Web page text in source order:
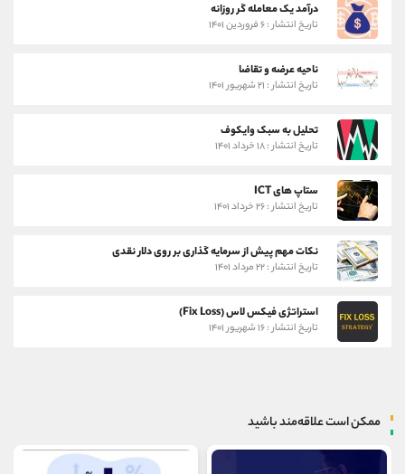
درآمد یک معامله گر روزانه
تاریخ انتشار : ۶ فروردین ۱۴۰۱
ناحیه عرضه و تقاضا
تاریخ انتشار : ۲۱ شهریور ۱۴۰۱
تحلیل به سبک وایکوف
تاریخ انتشار : ۱۸ خرداد ۱۴۰۱
ستاپ های ICT
تاریخ انتشار : ۲۶ خرداد ۱۴۰۱
نکات مهم پیش از سرمایه گذاری بر روی دلار نقدی
تاریخ انتشار : ۲۲ مرداد ۱۴۰۱
استراتژی فیکس لاس (Fix Loss)
تاریخ انتشار : ۱۶ شهریور ۱۴۰۱
ممکن است علاقه‌مند باشید